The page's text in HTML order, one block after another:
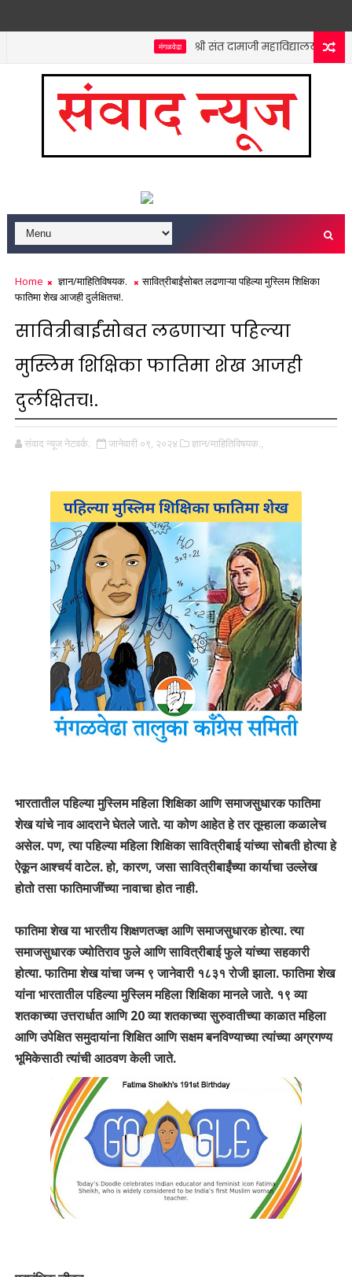
मंगळवेढा श्री संत दामाजी महाविद्यालयात
Home ज्ञान/माहितिविषयक.
सावित्रीबाईंसोबत लढणाऱ्या पहिल्या मुस्लिम शिक्षिका
फातिमा शेख आजही दुर्लक्षितच!.
सावित्रीबाईंसोबत लढणाऱ्या पहिल्या
मुस्लिम शिक्षिका फातिमा शेख आजही
दुर्लक्षितच!.
संवाद न्यूज नेटवर्क. जानेवारी ०९, २०२४ ज्ञान/माहितिविषयक.,
भारतातील पहिल्या मुस्लिम महिला शिक्षिका आणि समाजसुधारक फातिमा
शेख यांचे नाव आदराने घेतले जाते. या कोण आहेत हे तर तूम्हाला कळालेच
असेल. पण, त्या पहिल्या महिला शिक्षिका सावित्रीबाई यांच्या सोबती होत्या हे
ऐकून आश्चर्य वाटेल. हो, कारण, जसा सावित्रीबाईंच्या कार्याचा उल्लेख
होतो तसा फातिमाजींच्या नावाचा होत नाही.
फातिमा शेख या भारतीय शिक्षणतज्ज्ञ आणि समाजसुधारक होत्या. त्या
समाजसुधारक ज्योतिराव फुले आणि सावित्रीबाई फुले यांच्या सहकारी
होत्या. फातिमा शेख यांचा जन्म ९ जानेवारी १८३१ रोजी झाला. फातिमा शेख
यांना भारतातील पहिल्या मुस्लिम महिला शिक्षिका मानले जाते. १९ व्या
शतकाच्या उत्तरार्धात आणि 20 व्या शतकाच्या सुरुवातीच्या काळात महिला
आणि उपेक्षित समुदायांना शिक्षित आणि सक्षम बनविण्याच्या त्यांच्या अग्रगण्य
भूमिकेसाठी त्यांची आठवण केली जाते.